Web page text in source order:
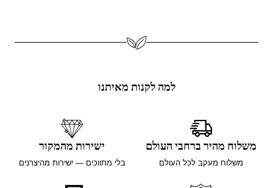
למה לקנות מאיתנו
משלוח מהיר ברחבי העולם
משלוח מעקב לכל העולם
ישירות מהמקור
בלי מתווכים — ישירות מהיצרנים